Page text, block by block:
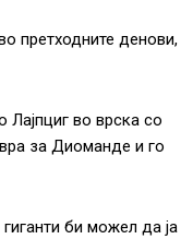
претходните денови,
Лајпциг во врска со
за Диоманде и го
би можел да ја